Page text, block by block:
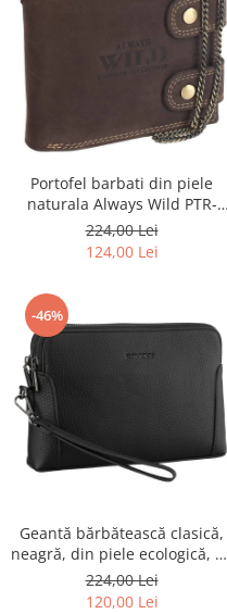
Portofel barbati din piele
naturala Always Wild PTR-
2900-BIC
224,00 Lei
124,00 Lei
-46%
Geantă bărbătească clasică,
neagră, din piele ecologică, cu
fermoar - Rovicky PTR-R-SDR-
01-1631 BLACK
224,00 Lei
120,00 Lei